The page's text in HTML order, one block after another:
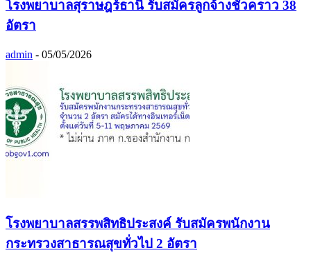
โรงพยาบาลสุราษฎร์ธานี รับสมัครลูกจ้างชั่วคราว 38
อัตรา
admin - 05/05/2026
โรงพยาบาลสรรพสิทธิประสงค์ รับสมัครพนักงาน
กระทรวงสาธารณสุขทั่วไป 2 อัตรา